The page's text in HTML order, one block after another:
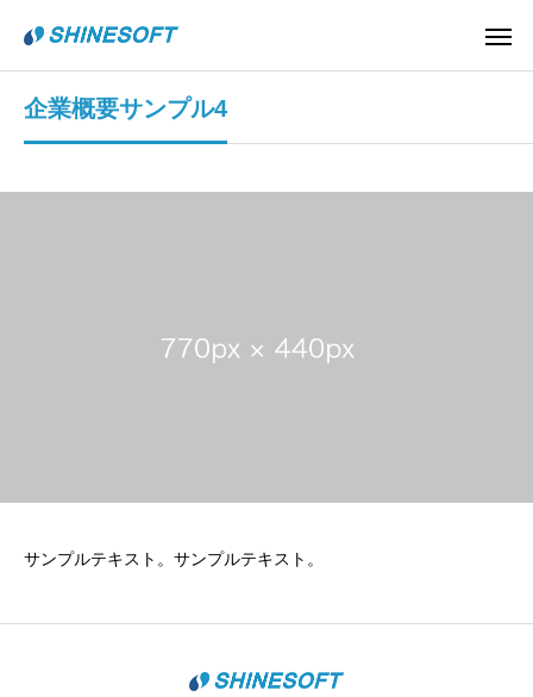
企業概要サンプル4
サンプルテキスト。サンプルテキスト。